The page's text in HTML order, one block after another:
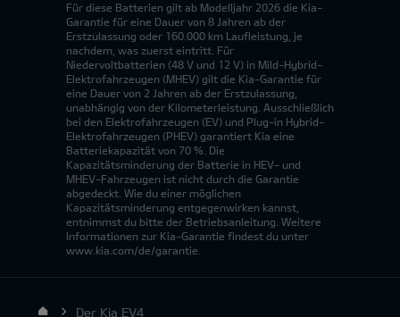
Für diese Batterien gilt ab Modelljahr 2026 die Kia-
Garantie für eine Dauer von 8 Jahren ab der
Erstzulassung oder 160.000 km Laufleistung, je
nachdem, was zuerst eintritt. Für
Niedervoltbatterien (48 V und 12 V) in Mild-Hybrid-
Elektrofahrzeugen (MHEV) gilt die Kia-Garantie für
eine Dauer von 2 Jahren ab der Erstzulassung,
unabhängig von der Kilometerleistung. Ausschließlich
bei den Elektrofahrzeugen (EV) und Plug-in Hybrid-
Elektrofahrzeugen (PHEV) garantiert Kia eine
Batteriekapazität von 70 %. Die
Kapazitätsminderung der Batterie in HEV- und
MHEV-Fahrzeugen ist nicht durch die Garantie
abgedeckt. Wie du einer möglichen
Kapazitätsminderung entgegenwirken kannst,
entnimmst du bitte der Betriebsanleitung. Weitere
Informationen zur Kia-Garantie findest du unter
www.kia.com/de/garantie.
Der Kia EV4